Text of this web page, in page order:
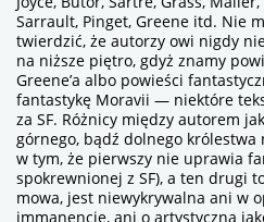
Sarrault, Pinget, Greene itd. Nie
twierdzić, że autorzy owi nigdy
na niższe piętro, gdyż znamy
Greene’a albo powieści
fantastykę Moravii — niektóre
za SF. Różnicy między autorem
górnego, bądź dolnego
w tym, że pierwszy nie uprawia
spokrewnionej z SF), a ten drugi
mowa, jest niewykrywalna ani w
immanencję, ani o artystyczną